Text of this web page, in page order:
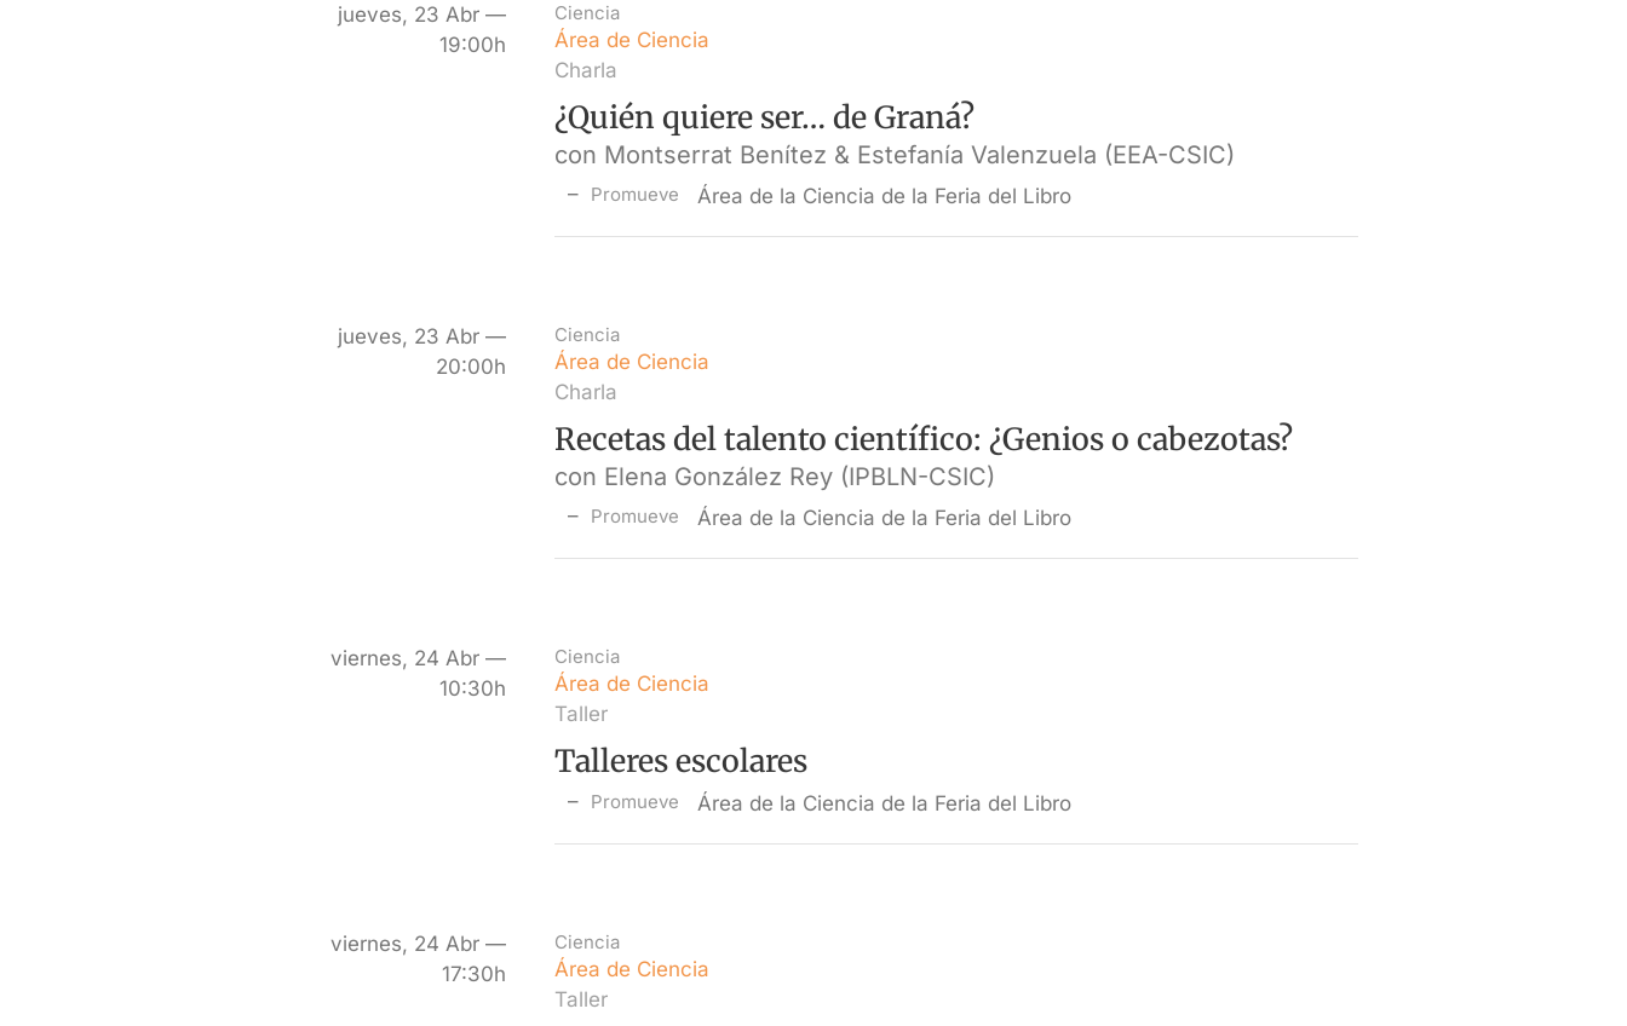
jueves, 23 Abr —
19:00h
Ciencia
Área de Ciencia
Charla
¿Quién quiere ser… de Graná?
con Montserrat Benítez & Estefanía Valenzuela (EEA-CSIC)
Promueve Área de la Ciencia de la Feria del Libro
jueves, 23 Abr —
20:00h
Ciencia
Área de Ciencia
Charla
Recetas del talento científico: ¿Genios o cabezotas?
con Elena González Rey (IPBLN-CSIC)
Promueve Área de la Ciencia de la Feria del Libro
viernes, 24 Abr —
10:30h
Ciencia
Área de Ciencia
Taller
Talleres escolares
Promueve Área de la Ciencia de la Feria del Libro
viernes, 24 Abr —
17:30h
Ciencia
Área de Ciencia
Taller